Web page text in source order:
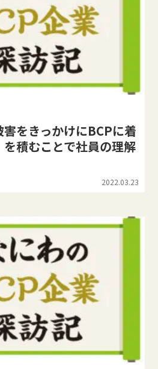
害をきっかけにBCPに着
積むことで社員の理解
2022.03.23